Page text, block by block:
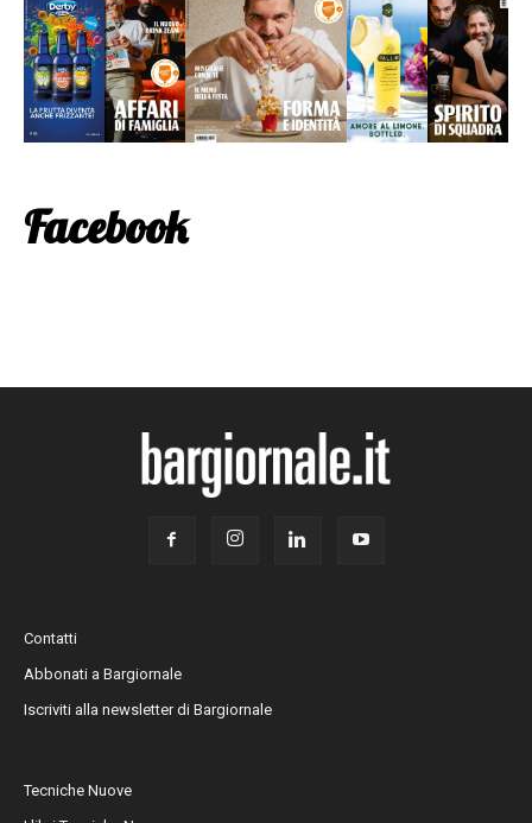
Facebook
Contatti
Abbonati a Bargiornale
Iscriviti alla newsletter di Bargiornale
Tecniche Nuove